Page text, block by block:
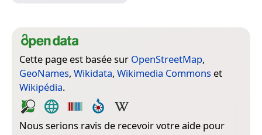
Cette page est basée sur OpenStreetMap,
GeoNames, Wikidata, Wikimedia Commons et
Wikipédia.
Nous serions ravis de recevoir votre aide pour